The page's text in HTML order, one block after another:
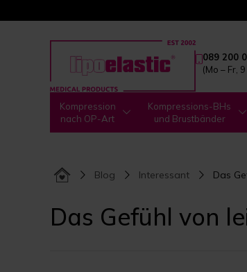
089 200
(Mo – Fr,
Kompression
nach OP-Art
Kompressions-BHs
und Brustbänder
Blog Interessant Das
Das Gefühl von